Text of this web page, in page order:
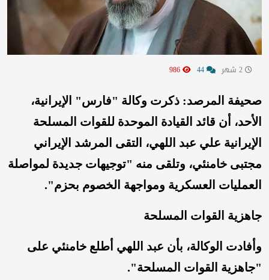
صحيفة المرصد: ذكرت وكالة "فارس" الإيرانية،
الأحد، أن قائد القيادة الموحدة للقوات المسلحة
الإيرانية علي عبد اللهي، التقى المرشد الإيراني
مجتبى خامنئي، وتلقى منه "توجيهات جديدة لمواصلة
العمليات العسكرية ومواجهة الخصوم بحزم".
جاهزية القوات المسلحة
وأفادت الوكالة، بأن عبد اللهي أطلع خامنئي على
"جاهزية القوات المسلحة".